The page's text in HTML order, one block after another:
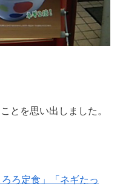
とを思い出しました。
ろ定食」「ネギたっ